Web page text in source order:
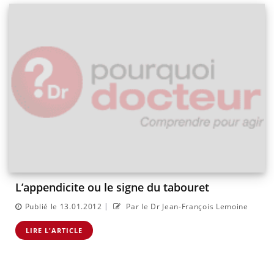
L’appendicite ou le signe du tabouret
Publié le 13.01.2012 | Par le Dr Jean-François Lemoine
LIRE L'ARTICLE